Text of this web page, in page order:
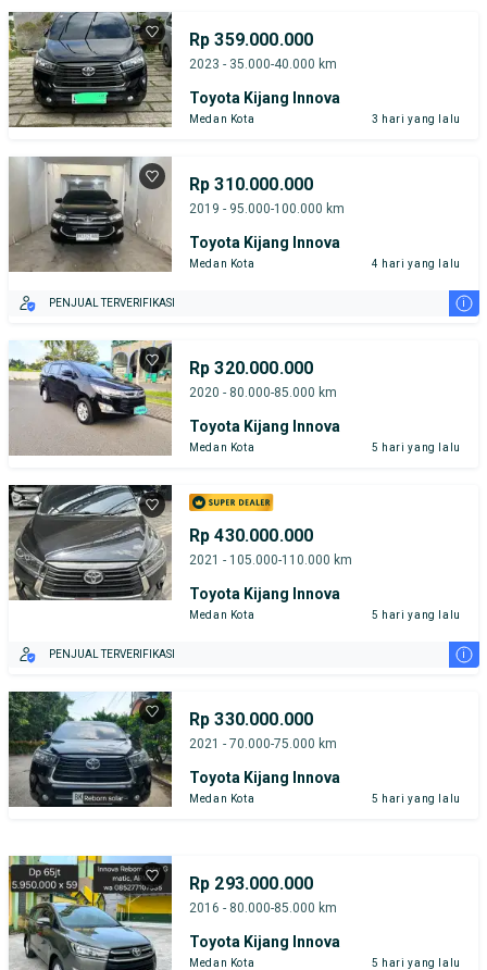
Rp 359.000.000
2023 - 35.000-40.000 km
Toyota Kijang Innova
Medan Kota 3 hari yang lalu
Rp 310.000.000
2019 - 95.000-100.000 km
Toyota Kijang Innova
Medan Kota 4 hari yang lalu
PENJUAL TERVERIFIKASI i
Rp 320.000.000
2020 - 80.000-85.000 km
Toyota Kijang Innova
Medan Kota 5 hari yang lalu
Rp 430.000.000
2021 - 105.000-110.000 km
Toyota Kijang Innova
Medan Kota 5 hari yang lalu
PENJUAL TERVERIFIKASI i
Rp 330.000.000
2021 - 70.000-75.000 km
Toyota Kijang Innova
Medan Kota 5 hari yang lalu
Rp 293.000.000
2016 - 80.000-85.000 km
Toyota Kijang Innova
Medan Kota 5 hari yang lalu